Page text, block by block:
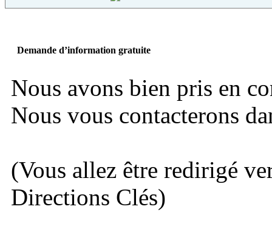
Demande d’information gratuite
Nous avons bien pris en
Nous vous contacterons
(Vous allez être redirigé
Directions Clés)